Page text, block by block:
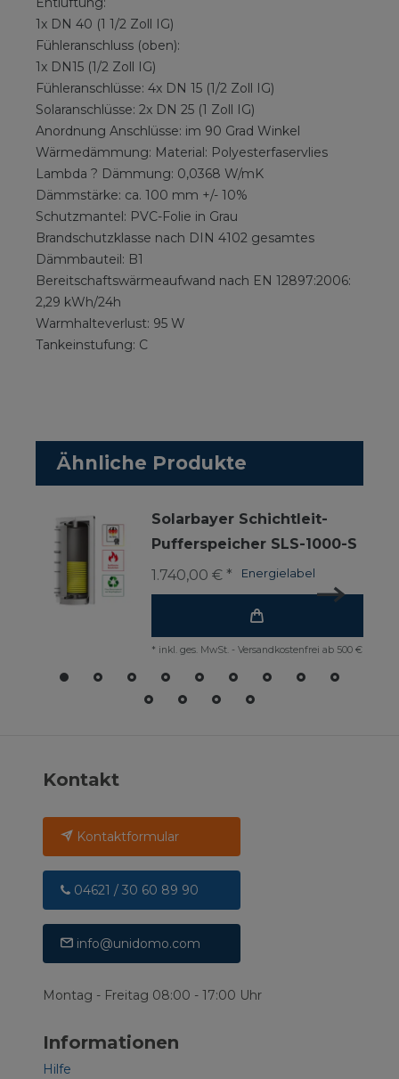
1x DN 40 (1 1/2 Zoll IG)
Fühleranschluss (oben):
1x DN15 (1/2 Zoll IG)
Fühleranschlüsse: 4x DN 15 (1/2 Zoll IG)
Solaranschlüsse: 2x DN 25 (1 Zoll IG)
Anordnung Anschlüsse: im 90 Grad Winkel
Wärmedämmung: Material: Polyesterfaservlies
Lambda ? Dämmung: 0,0368 W/mK
Dämmstärke: ca. 100 mm +/- 10%
Schutzmantel: PVC-Folie in Grau
Brandschutzklasse nach DIN 4102 gesamtes
Dämmbauteil: B1
Bereitschaftswärmeaufwand nach EN 12897:2006:
2,29 kWh/24h
Warmhalteverlust: 95 W
Tankeinstufung: C
Ähnliche Produkte
Solarbayer Schichtleit-
Pufferspeicher SLS-1000-S
Energielabel
1.740,00 € *
* inkl. ges. MwSt. - Versandkostenfrei ab 500 €
Kontakt
Kontaktformular
04621 / 30 60 89 90
info@unidomo.com
Montag - Freitag 08:00 - 17:00 Uhr
Informationen
Hilfe